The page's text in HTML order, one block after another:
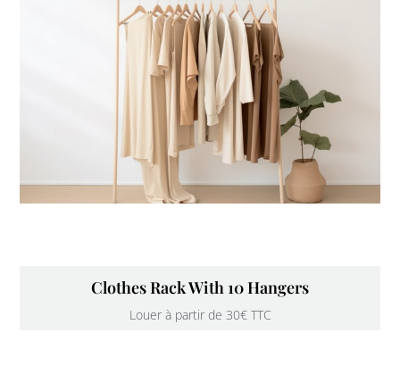
Clothes Rack With 10 Hangers
Louer à partir de 30€ TTC